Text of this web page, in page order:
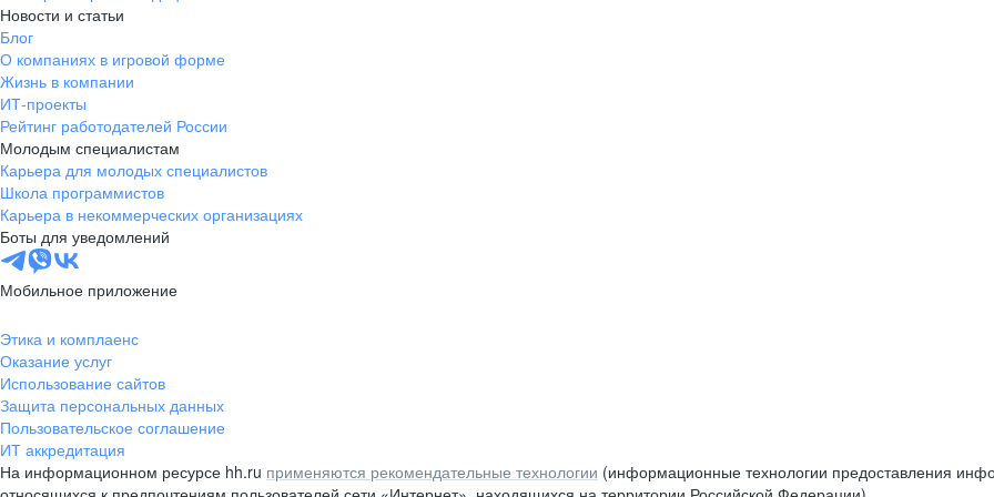
Новости и статьи
Блог
О компаниях в игровой форме
Жизнь в компании
ИТ-проекты
Рейтинг работодателей России
Молодым специалистам
Карьера для молодых специалистов
Школа программистов
Карьера в некоммерческих организациях
Боты для уведомлений
Мобильное приложение
Этика и комплаенс
Оказание услуг
Использование сайтов
Защита персональных данных
Пользовательское соглашение
ИТ аккредитация
На информационном ресурсе hh.ru применяются рекомендательные технологии (информационные технологии предоставления